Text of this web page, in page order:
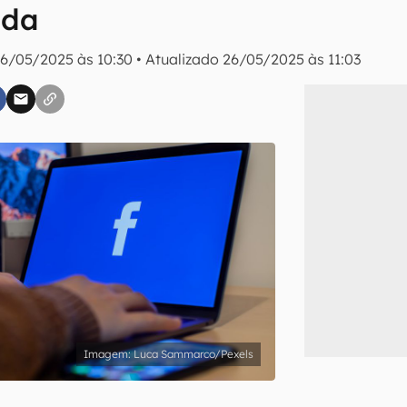
05/2025 às 10:30 •Atualizado 26/05/2025 às 11:03
aceito e concordo com os Termos de Uso e Política de Privacidade do
Luca Sammarco/Pexels